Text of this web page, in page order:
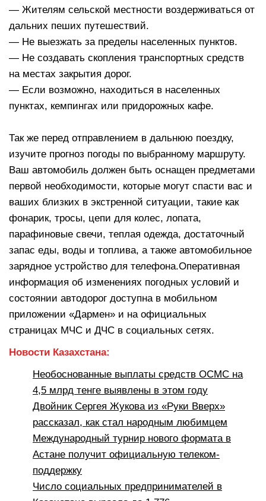
— Жителям сельской местности воздерживаться от
дальних пеших путешествий.
— Не выезжать за пределы населенных пунктов.
— Не создавать скопления транспортных средств
на местах закрытия дорог.
— Если возможно, находиться в населенных
пунктах, кемпингах или придорожных кафе.
Так же перед отправлением в дальнюю поездку,
изучите прогноз погоды по выбранному маршруту.
Ваш автомобиль должен быть оснащен предметами
первой необходимости, которые могут спасти вас и
ваших близких в экстренной ситуации, такие как
фонарик, тросы, цепи для колес, лопата,
парафиновые свечи, теплая одежда, достаточный
запас еды, воды и топлива, а также автомобильное
зарядное устройство для телефона.Оперативная
информация об изменениях погодных условий и
состоянии автодорог доступна в мобильном
приложении «Дармен» и на официальных
страницах МЧС и ДЧС в социальных сетях.
Новости Казахстана:
Необоснованные выплаты средств ОСМС на
4,5 млрд тенге выявлены в этом году
Двойник Сергея Жукова из «Руки Вверх»
рассказал, как стал народным любимцем
Международный турнир нового формата в
Астане получит официальную телеком-
поддержку
Число социальных предпринимателей в